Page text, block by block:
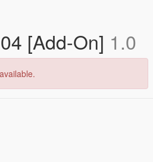
[Add-On] 1.0